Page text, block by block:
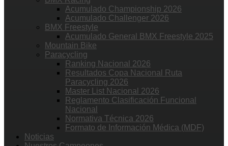
Acumulado Championship 2026
Acumulado Challenger 2026
BMX Freestyle
Acumulado General BMX Freestyle 2025
Mountain Bike
Paracycling
Ranking Nacional 2026
Resultados Copa Nacional Ruta
Paracycling 2026
Master List Nacional 2026
Reglamento Clasificación Funcional
Nacional
Normativa Técnica 2026
Formato de Información Médica (MDF)
Noticias